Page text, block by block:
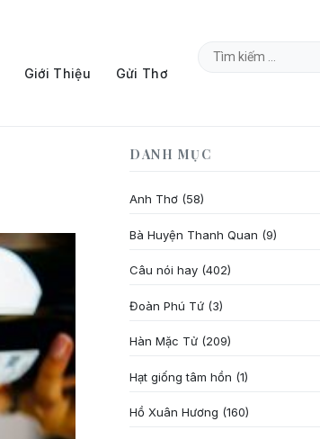
Giới Thiệu Gửi Thơ
Tìm
DANH MỤC
Anh Thơ (58)
Bà Huyện Thanh Quan (9)
Câu nói hay (402)
Đoàn Phú Tứ (3)
Hàn Mặc Tử (209)
Hạt giống tâm hồn (1)
Hồ Xuân Hương (160)